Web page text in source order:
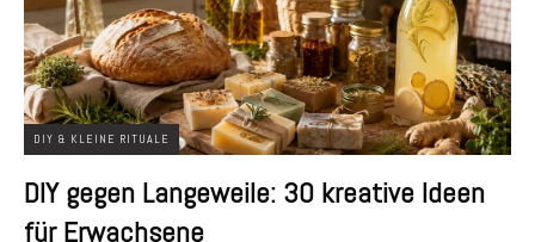
DIY & KLEINE RITUALE
DIY gegen Langeweile: 30 kreative Ideen
für Erwachsene